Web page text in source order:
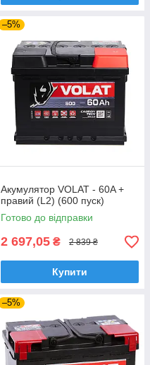
–5%
Акумулятор VOLAT - 60A +
правий (L2) (600 пуск)
Готово до відправки
2 697,05 ₴ 2 839 ₴
Купити
–5%